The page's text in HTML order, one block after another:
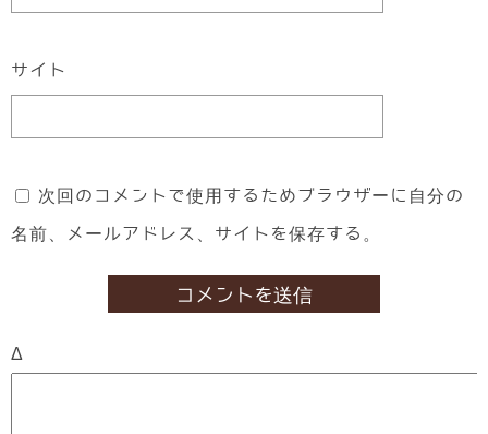
サイト
次回のコメントで使用するためブラウザーに自分の
名前、メールアドレス、サイトを保存する。
Δ